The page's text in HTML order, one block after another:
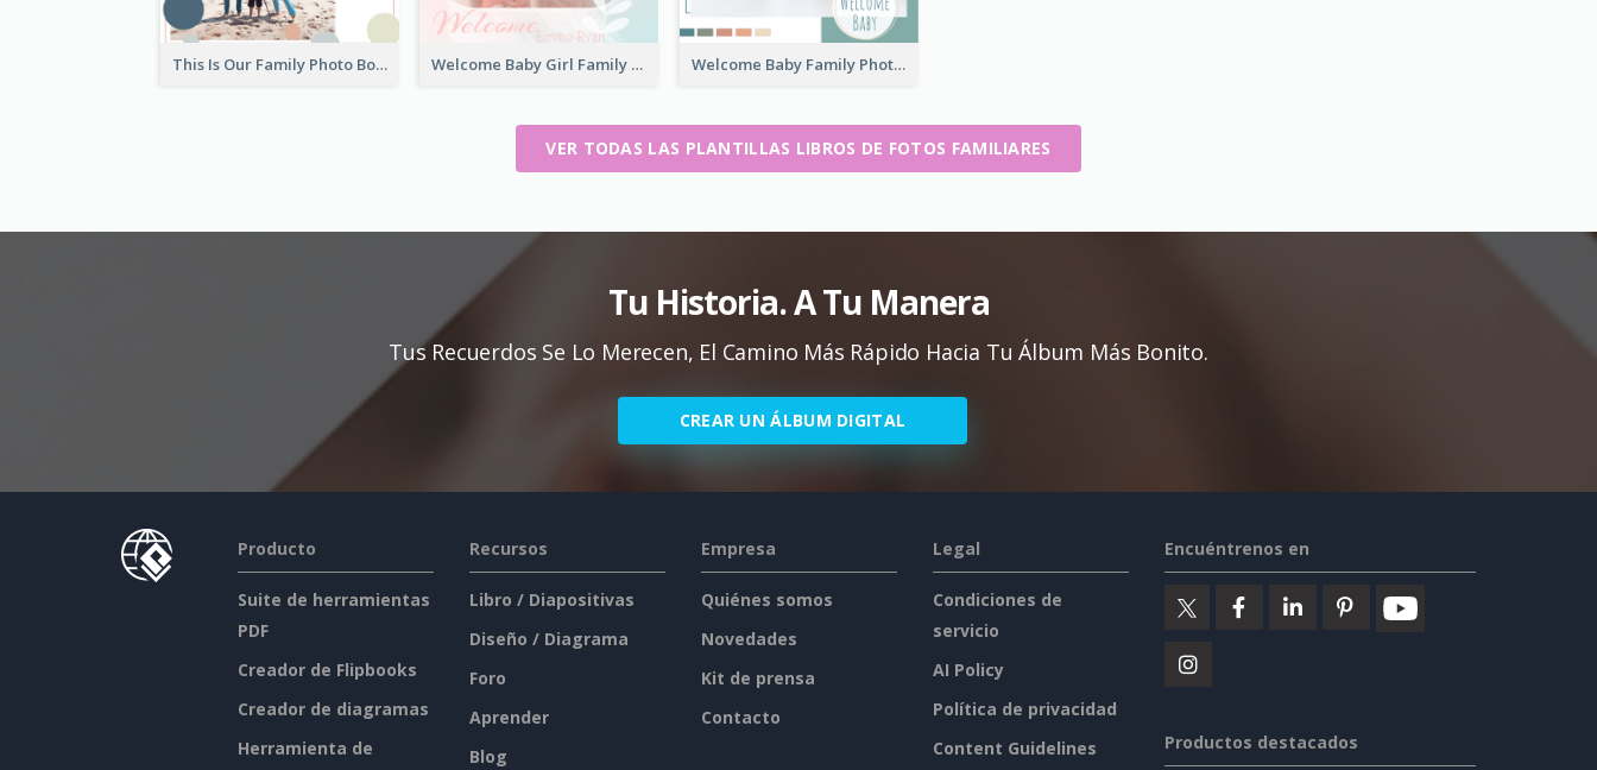
This Is Our Family Photo Book Welcome Baby Girl Family Photo Book Welcome Baby Family Photo Book
VER TODAS LAS PLANTILLAS LIBROS DE FOTOS FAMILIARES
Tu Historia. A Tu Manera
Tus Recuerdos Se Lo Merecen, El Camino Más Rápido Hacia Tu Álbum Más Bonito.
CREAR UN ÁLBUM DIGITAL
Producto
Suite de herramientas
PDF
Creador de Flipbooks
Creador de diagramas
Herramienta de
Recursos
Libro / Diapositivas
Diseño / Diagrama
Foro
Aprender
Blog
Empresa
Quiénes somos
Novedades
Kit de prensa
Contacto
Legal
Condiciones de
servicio
AI Policy
Política de privacidad
Content Guidelines
Encuéntrenos en
Productos destacados